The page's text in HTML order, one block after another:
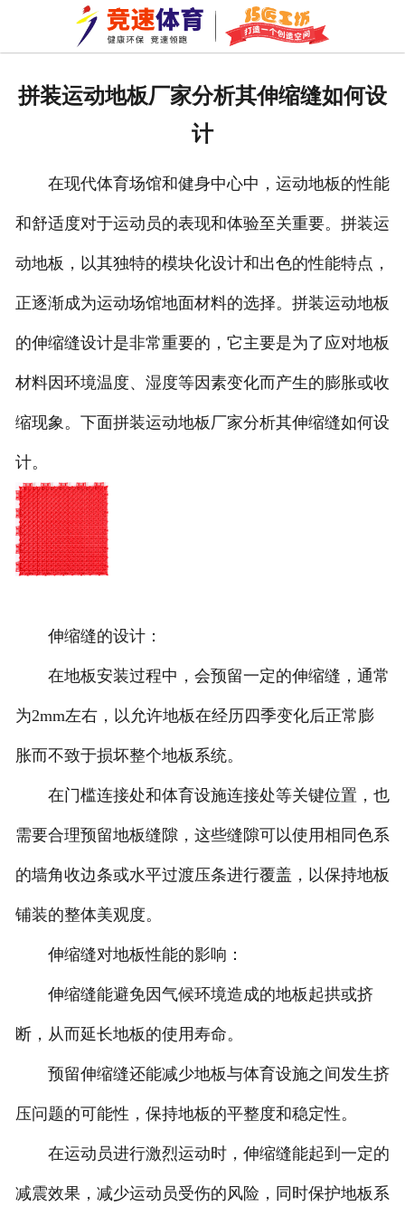
网站首页
成功案例
资质荣誉
公司环境
车间一角
拼装运动地板厂家分析其伸缩缝如何设
计
在现代体育场馆和健身中心中，运动地板的性能
和舒适度对于运动员的表现和体验至关重要。拼装运
动地板，以其独特的模块化设计和出色的性能特点，
正逐渐成为运动场馆地面材料的选择。拼装运动地板
的伸缩缝设计是非常重要的，它主要是为了应对地板
材料因环境温度、湿度等因素变化而产生的膨胀或收
缩现象。下面拼装运动地板厂家分析其伸缩缝如何设
计。
伸缩缝的设计：
在地板安装过程中，会预留一定的伸缩缝，通常
为2mm左右，以允许地板在经历四季变化后正常膨
胀而不致于损坏整个地板系统。
在门槛连接处和体育设施连接处等关键位置，也
需要合理预留地板缝隙，这些缝隙可以使用相同色系
的墙角收边条或水平过渡压条进行覆盖，以保持地板
铺装的整体美观度。
伸缩缝对地板性能的影响：
伸缩缝能避免因气候环境造成的地板起拱或挤
断，从而延长地板的使用寿命。
预留伸缩缝还能减少地板与体育设施之间发生挤
压问题的可能性，保持地板的平整度和稳定性。
在运动员进行激烈运动时，伸缩缝能起到一定的
减震效果，减少运动员受伤的风险，同时保护地板系